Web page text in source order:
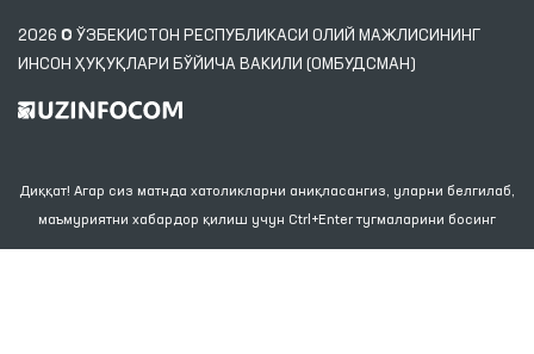
2026 © ЎЗБЕКИСТОН РЕСПУБЛИКАСИ ОЛИЙ МАЖЛИСИНИНГ
ИНСОН ҲУҚУҚЛАРИ БЎЙИЧА ВАКИЛИ (ОМБУДСМАН)
Диққат! Агар сиз матнда хатоликларни аниқласангиз, уларни белгилаб,
маъмуриятни хабардор қилиш учун Ctrl+Enter тугмаларини босинг